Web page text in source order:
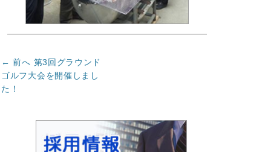
投
稿
ナ
← 前へ 前
の
第3回グラウンド
ゴルフ大会を開催しまし
た！